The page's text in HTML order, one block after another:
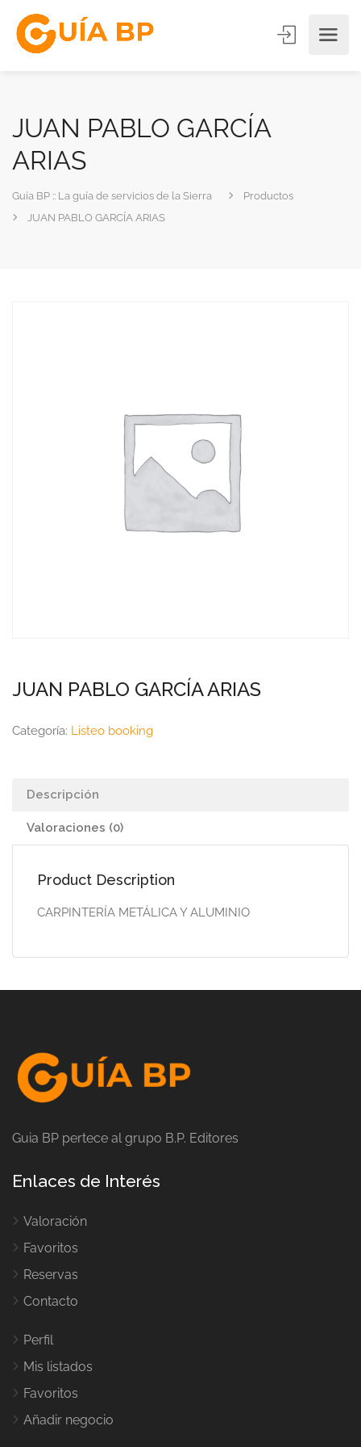
JUAN PABLO GARCÍA
ARIAS
Guía BP :: La guía de servicios de la Sierra
Productos
JUAN PABLO GARCÍA ARIAS
JUAN PABLO GARCÍA ARIAS
Categoría: Listeo booking
Descripción
Valoraciones (0)
Product Description
CARPINTERÍA METÁLICA Y ALUMINIO
Guia BP pertece al grupo B.P. Editores
Enlaces de Interés
Valoración
Favoritos
Reservas
Contacto
Perfil
Mis listados
Favoritos
Añadir negocio